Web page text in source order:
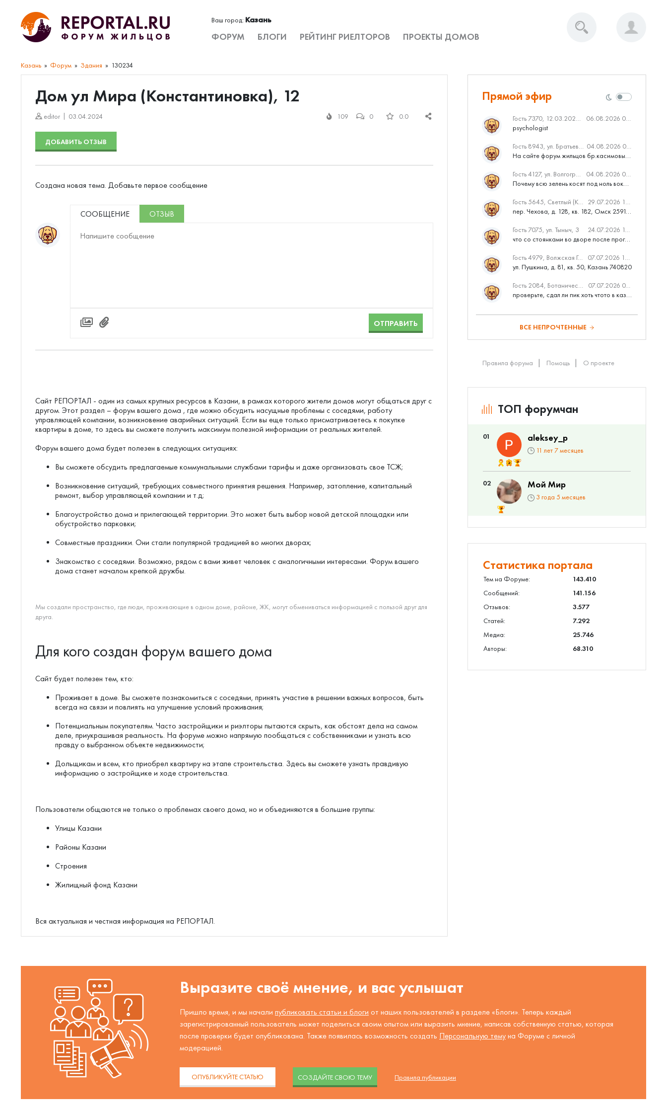
Ваш город: Казань
ФОРУМ БЛОГИ РЕЙТИНГ РИЕЛТОРОВ ПРОЕКТЫ ДОМОВ
Казань Форум Здания 130234
Дом ул Мира (Константиновка), 12
editor 03.04.2024 109 0 0.0
ДОБАВИТЬ ОТЗЫВ
Создана новая тема. Добавьте первое сообщение
СООБЩЕНИЕ ОТЗЫВ
ОТПРАВИТЬ
Сайт РЕПОРТАЛ - один из самых крупных ресурсов в Казани, в рамках которого жители домов могут общаться друг с
другом. Этот раздел – форум вашего дома , где можно обсудить насущные проблемы с соседями, работу
управляющей компании, возникновение аварийных ситуаций. Если вы еще только присматриваетесь к покупке
квартиры в доме, то здесь вы сможете получить максимум полезной информации от реальных жителей.
Форум вашего дома будет полезен в следующих ситуациях:
Вы сможете обсудить предлагаемые коммунальными службами тарифы и даже организовать свое ТСЖ;
Возникновение ситуаций, требующих совместного принятия решения. Например, затопление, капитальный
ремонт, выбор управляющей компании и т.д;
Благоустройство дома и прилегающей территории. Это может быть выбор новой детской площадки или
обустройство парковки;
Совместные праздники. Они стали популярной традицией во многих дворах;
Знакомство с соседями. Возможно, рядом с вами живет человек с аналогичными интересами. Форум вашего
дома станет началом крепкой дружбы.
Мы создали пространство, где люди, проживающие в одном доме, районе, ЖК, могут обмениваться информацией с пользой друг для
друга.
Для кого создан форум вашего дома
Сайт будет полезен тем, кто:
Проживает в доме. Вы сможете познакомиться с соседями, принять участие в решении важных вопросов, быть
всегда на связи и повлиять на улучшение условий проживания;
Потенциальным покупателям. Часто застройщики и риэлторы пытаются скрыть, как обстоят дела на самом
деле, приукрашивая реальность. На форуме можно напрямую пообщаться с собственниками и узнать всю
правду о выбранном объекте недвижимости;
Дольщикам и всем, кто приобрел квартиру на этапе строительства. Здесь вы сможете узнать правдивую
информацию о застройщике и ходе строительства.
Пользователи общаются не только о проблемах своего дома, но и объединяются в большие группы:
Улицы Казани
Районы Казани
Строения
Жилищный фонд Казани
Вся актуальная и честная информация на РЕПОРТАЛ.
Прямой эфир
Гость 7370, 12.03.2020 Вебинар от Нмаркет.ПРО: «Актуальное об ипотеке: что нужно знать»
06.08.2026 04:00
psychologist
Гость 8943, ул. Братьев Касимовых, 62 04.08.2026 08:34
На сайте форум жильцов бр.касимовых 62у дома растут красивые...
Гость 4127, ул. Волгоградская, 41 04.08.2026 04:46
Почему всю зелень косят под ноль вокруг дома,в полисадниках....
Гость 5645, Светлый (Куюки) 29.07.2026 10:31
пер. Чехова, д. 128, кв. 182, Омск 259145
Гость 7075, ул. Тыныч, 3 24.07.2026 14:01
что со стоянками во дворе после программы наш двор
Гость 4979, Волжская Гавань
07.07.2026 10:53
ул. Пушкина, д. 81, кв. 50, Казань 740820
Гость 2084, Ботаническая 3 (ПИК, бизнес-класс) 07.07.2026 07:28
проверьте, сдал ли пик хоть чтото в казани вовремя?
ВСЕ НЕПРОЧТЕННЫЕ
Правила форума Помощь О проекте
ТОП форумчан
01 aleksey_p
11 лет 7 месяцев
02 Мой Мир
3 года 5 месяцев
Статистика портала
Тем на Форуме:
143.410
Сообщений:
141.156
Отзывов:
3.577
Статей:
7.292
Медиа:
25.746
Авторы:
68.310
Выразите своё мнение, и вас услышат
Пришло время, и мы начали публиковать статьи и блоги от наших пользователей в разделе «Блоги». Теперь каждый
зарегистрированный пользователь может поделиться своим опытом или выразить мнение, написав собственную статью, которая
после проверки будет опубликована. Также появилась возможность создать Персональную тему на Форуме с личной
модерацией.
ОПУБЛИКУЙТЕ СТАТЬЮ CОЗДАЙТЕ СВОЮ ТЕМУ Правила публикации